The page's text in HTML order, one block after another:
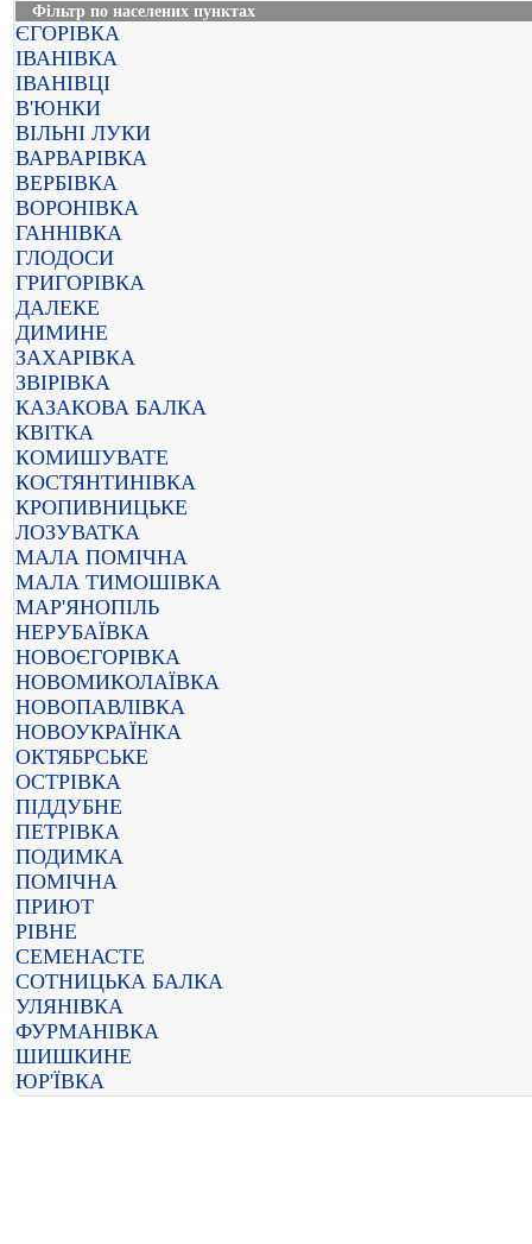
Фільтр по населених пунктах
ЄГОРІВКА
ІВАНІВКА
ІВАНІВЦІ
В'ЮНКИ
ВІЛЬНІ ЛУКИ
ВАРВАРІВКА
ВЕРБІВКА
ВОРОНІВКА
ГАННІВКА
ГЛОДОСИ
ГРИГОРІВКА
ДАЛЕКЕ
ДИМИНЕ
ЗАХАРІВКА
ЗВІРІВКА
КАЗАКОВА БАЛКА
КВІТКА
КОМИШУВАТЕ
КОСТЯНТИНІВКА
КРОПИВНИЦЬКЕ
ЛОЗУВАТКА
МАЛА ПОМІЧНА
МАЛА ТИМОШІВКА
МАР'ЯНОПІЛЬ
НЕРУБАЇВКА
НОВОЄГОРІВКА
НОВОМИКОЛАЇВКА
НОВОПАВЛІВКА
НОВОУКРАЇНКА
ОКТЯБРСЬКЕ
ОСТРІВКА
ПІДДУБНЕ
ПЕТРІВКА
ПОДИМКА
ПОМІЧНА
ПРИЮТ
РІВНЕ
СЕМЕНАСТЕ
СОТНИЦЬКА БАЛКА
УЛЯНІВКА
ФУРМАНІВКА
ШИШКИНЕ
ЮР'ЇВКА